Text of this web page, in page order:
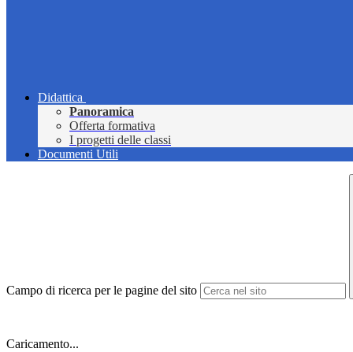
Didattica
Panoramica
Offerta formativa
I progetti delle classi
Documenti Utili
Campo di ricerca per le pagine del sito
Caricamento...